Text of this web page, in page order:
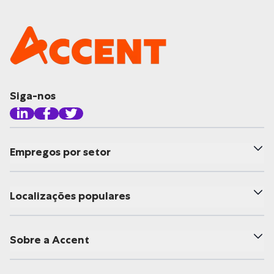
Siga-nos
Empregos por setor
Localizações populares
Sobre a Accent